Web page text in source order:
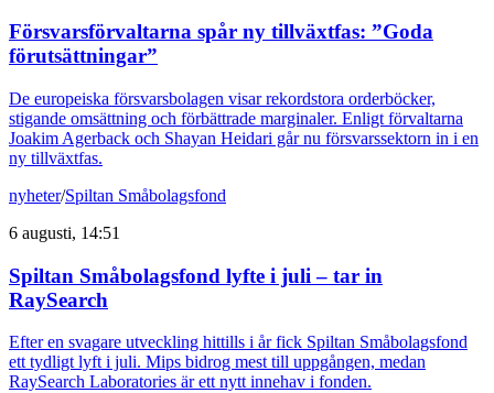
Försvarsförvaltarna spår ny tillväxtfas: ”Goda
förutsättningar”
De europeiska försvarsbolagen visar rekordstora orderböcker,
stigande omsättning och förbättrade marginaler. Enligt förvaltarna
Joakim Agerback och Shayan Heidari går nu försvarssektorn in i en
ny tillväxtfas.
nyheter/Spiltan Småbolagsfond
6 augusti, 14:51
Spiltan Småbolagsfond lyfte i juli – tar in
RaySearch
Efter en svagare utveckling hittills i år fick Spiltan Småbolagsfond
ett tydligt lyft i juli. Mips bidrog mest till uppgången, medan
RaySearch Laboratories är ett nytt innehav i fonden.